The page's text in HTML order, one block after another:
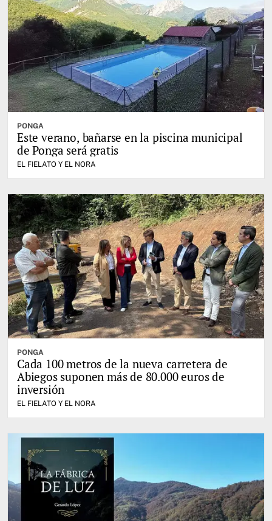
PONGA
Este verano, bañarse en la piscina municipal
de Ponga será gratis
EL FIELATO Y EL NORA
PONGA
Cada 100 metros de la nueva carretera de
Abiegos suponen más de 80.000 euros de
inversión
EL FIELATO Y EL NORA